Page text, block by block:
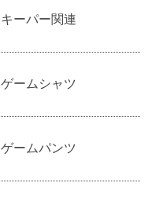
キーパー関連
ゲームシャツ
ゲームパンツ